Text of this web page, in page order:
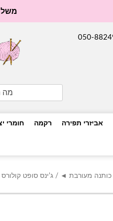
for:
אביזרי תפירה רקמה חומרי
כותנה מעורבת ◄ / ג'ינס סופט קולורס